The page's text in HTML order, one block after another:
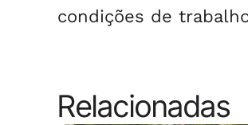
condições de
Relacionadas